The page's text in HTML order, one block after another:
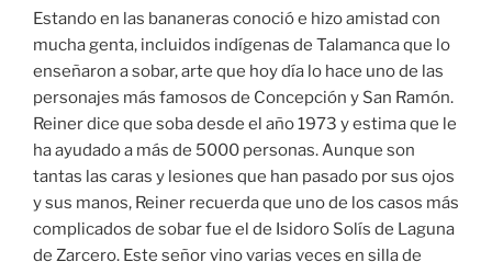
Estando en las bananeras conoció e hizo amistad con
mucha genta, incluidos indígenas de Talamanca que lo
enseñaron a sobar, arte que hoy día lo hace uno de las
personajes más famosos de Concepción y San Ramón.
Reiner dice que soba desde el año 1973 y estima que le
ha ayudado a más de 5000 personas. Aunque son
tantas las caras y lesiones que han pasado por sus ojos
y sus manos, Reiner recuerda que uno de los casos más
complicados de sobar fue el de Isidoro Solís de Laguna
de Zarcero. Este señor vino varias veces en silla de